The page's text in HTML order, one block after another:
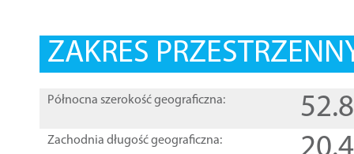
ZAKRES
Północna szerokość geograficzna:
Zachodnia długość geograficzna: